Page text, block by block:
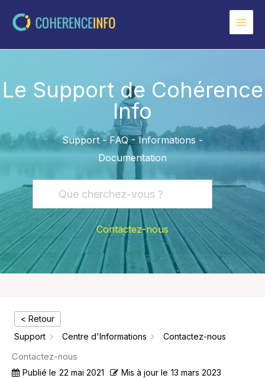
Le Support de Cohérence
Info
Support - FAQ - Informations -
Documentation
Contactez-nous
< Retour
Support
Centre d'Informations Contactez-nous
Contactez-nous
Publié le 22 mai 2021 Mis à jour le 13 mars 2023